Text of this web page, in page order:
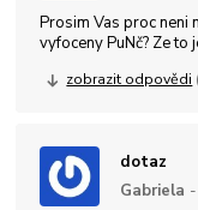
Prosim Vas proc neni
vyfoceny PuNč? Ze to
zobrazit odpovědi
dotaz
Gabriela